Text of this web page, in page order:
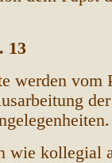
13
werden vom
wie kollegial